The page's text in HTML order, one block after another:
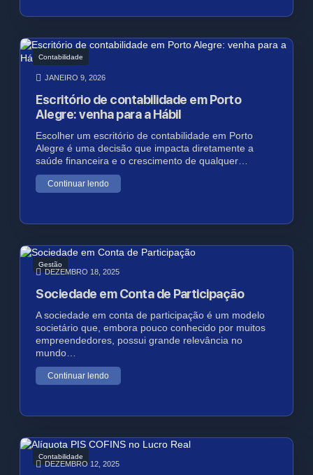
Contabilidade
JANEIRO 9, 2026
Escritório de contabilidade em Porto
Alegre: venha para a Hábil
Escolher um escritório de contabilidade em Porto
Alegre é uma decisão que impacta diretamente a
saúde financeira e o crescimento de qualquer…
Continuar lendo
Gestão
DEZEMBRO 18, 2025
Sociedade em Conta de Participação
A sociedade em conta de participação é um modelo
societário que, embora pouco conhecido por muitos
empreendedores, possui grande relevância no
mundo…
Continuar lendo
Contabilidade
DEZEMBRO 12, 2025